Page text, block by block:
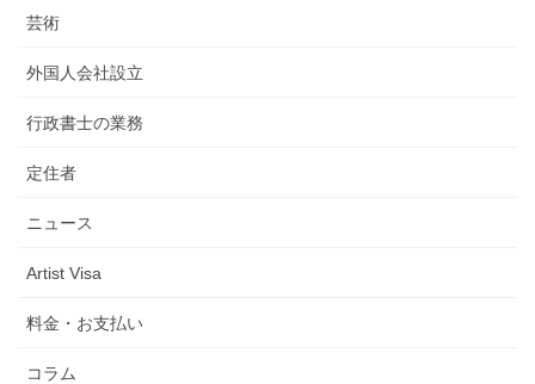
芸術
外国人会社設立
行政書士の業務
定住者
ニュース
Artist Visa
料金・お支払い
コラム